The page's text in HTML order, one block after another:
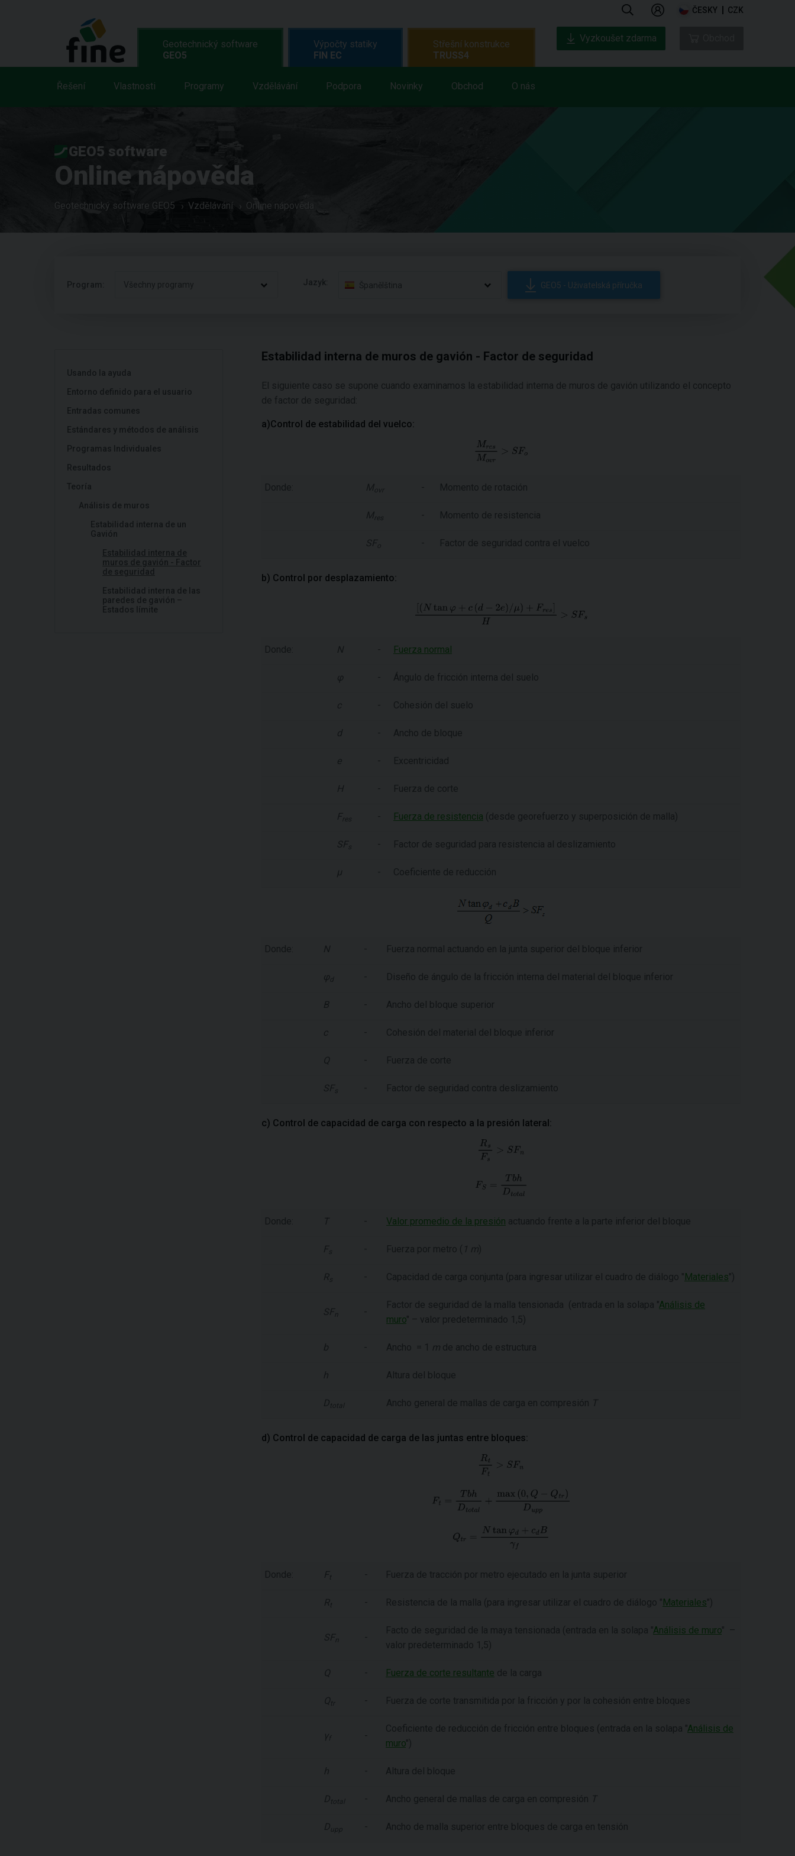
ČESKY CZK
Geotechnický software
GEO5
Řešení Vlastnosti Programy Vzdělávání Podpora Novinky Obchod O nás
Výpočty statiky
FIN EC
Střešní konstrukce
TRUSS4
Vyzkoušet zdarma
GEO5 software
Online nápověda
Geotechnický software GEO5 Vzdělávání Online nápověda
Program: Všechny programy Jazyk: Španělština GEO5 - Uživatelská příručka
Usando la ayuda
Entorno definido para el usuario
Entradas comunes
Estándares y métodos de análisis
Programas Individuales
Resultados
Teoría
Análisis de muros
Estabilidad interna de un
Gavión
Estabilidad interna de
muros de gavión - Factor
de seguridad
Estabilidad interna de las
paredes de gavión –
Estados límite
Estabilidad interna de muros de gavión - Factor de seguridad
El siguiente caso se supone cuando examinamos la estabilidad interna de muros de gavión utilizando el concepto
de factor de seguridad:
a)Control de estabilidad del vuelco:
Donde: M ovr - Momento de rotación
Mres - Momento de resistencia
SF - Factor de seguridad contra el vuelco
b) Control por desplazamiento:
Donde: N - Fuerza normal
φ - Ángulo de fricción interna del suelo
c - Cohesión del suelo
d - Ancho de bloque
e - Excentricidad
H - Fuerza de corte
F res - Fuerza de resistencia (desde georefuerzo y superposición de malla)
SF s - Factor de seguridad para resistencia al deslizamiento
µ - Coeficiente de reducción
Donde: N - Fuerza normal actuando en la junta superior del bloque inferior
φ d - Diseño de ángulo de la fricción interna del material del bloque inferior
B - Ancho del bloque superior
c - Cohesión del material del bloque inferior
Q - Fuerza de corte
SF s - Factor de seguridad contra deslizamiento
c) Control de capacidad de carga con respecto a la presión lateral:
Donde: T - Valor promedio de la presión actuando frente a la parte inferior del bloque
F s - Fuerza por metro ( 1 m)
Rs - Capacidad de carga conjunta (para ingresar utilizar el cuadro de diálogo "Materiales")
SF n -
Factor de seguridad de la malla tensionada (entrada en la solapa "Análisis de
muro" – valor predeterminado 1,5)
b - Ancho = 1 m de ancho de estructura
h Altura del bloque
D total Ancho general de mallas de carga en compresión T
d) Control de capacidad de carga de las juntas entre bloques:
Donde: F t - Fuerza de tracción por metro ejecutado en la junta superior
R t - Resistencia de la malla (para ingresar utilizar el cuadro de diálogo "Materiales")
SF n -
Facto de seguridad de la maya tensionada (entrada en la solapa "Análisis de muro" –
valor predeterminado 1,5)
Q - Fuerza de corte resultante de la carga
Q tr - Fuerza de corte transmitida por la fricción y por la cohesión entre bloques
γ f -
Coeficiente de reducción de fricción entre bloques (entrada en la solapa "Análisis de
muro")
h - Altura del bloque
D total - Ancho general de mallas de carga en compresión T
Dupp - Ancho de malla superior entre bloques de carga en tensión